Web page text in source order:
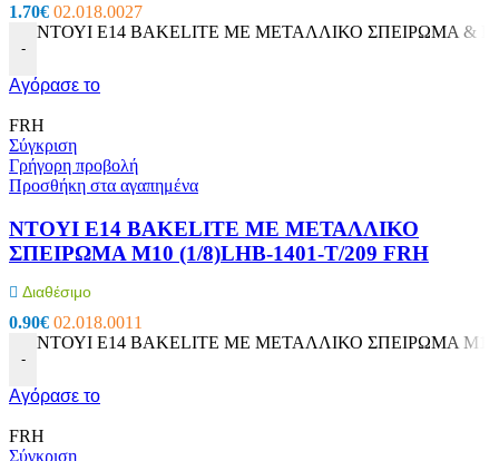
1.70€ 02.018.0027
-
ΝΤΟΥΙ E14 BAKELITE ΜΕ ΜΕΤΑΛΛΙΚΟ ΣΠΕΙΡΩΜΑ &
Αγόρασε το
FRH
Σύγκριση
Γρήγορη προβολή
Προσθήκη στα αγαπημένα
ΝΤΟΥΙ E14 BAKELITE ΜΕ ΜΕΤΑΛΛΙΚΟ
ΣΠΕΙΡΩΜΑ M10 (1/8)LHB-1401-T/209 FRH
Διαθέσιμο
0.90€ 02.018.0011
-
ΝΤΟΥΙ E14 BAKELITE ΜΕ ΜΕΤΑΛΛΙΚΟ ΣΠΕΙΡΩΜΑ M10
Αγόρασε το
FRH
Σύγκριση